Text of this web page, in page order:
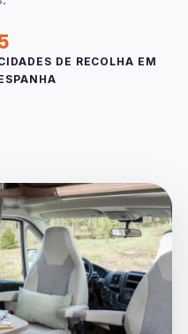
DE RECOLHA EM